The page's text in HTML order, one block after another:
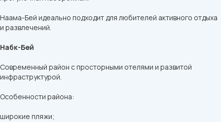
Наама-Бей идеально подходит для любителей активного отдыха
и развлечений.
Набк-Бей
Современный район с просторными отелями и развитой
инфраструктурой.
Особенности района:
широкие пляжи;